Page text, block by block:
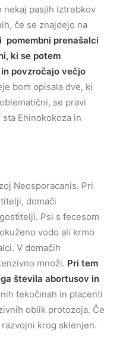
nekaj pasjih iztrebkov
če se znajdejo na
pomembni prenašalci
ki se potem
povzročajo večjo
bom opisala dve, ki
se pravi
Ehinokokoza in
Neosporacanis. Pri
domači
Psi s fecesom
vodo ali krmo
V domačih
množi. Pri tem
števila abortusov in
tekočinah in placenti
oblik protozoja. Če
krog sklenjen.